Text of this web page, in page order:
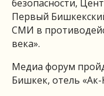
безопасности,
Первый
СМИ в
века».
Медиа форум
Бишкек, отель «Ак-